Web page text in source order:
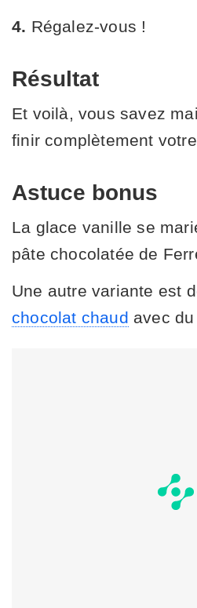
4. Régalez-vous !
Résultat
Et voilà, vous savez
finir complètement
Astuce bonus
La glace vanille se
pâte chocolatée de
Une autre variante est
chocolat chaud avec